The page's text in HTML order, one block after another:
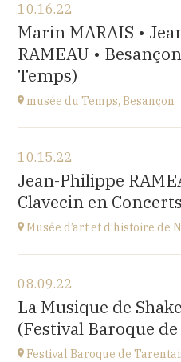
Salle Roger Planchon
54 Boulevard Waldeck
at17H
10.16.22
Marin MARAIS •
RAMEAU •
Temps)
musée du Temps, Besançon
Palais Granvelle, 96 Grande
at15H
10.15.22
Jean-Philippe
Clavecin en
Musée d’art et d’histoire de
Esplanade Léopold-Robert 1
at20:15
08.09.22
La Musique de
(Festival Baroque
Festival Baroque de